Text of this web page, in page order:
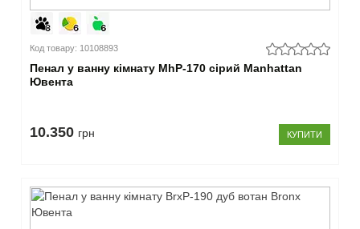
Код товару: 10108893
Пенал у ванну кімнату MhP-170 сірий Manhattan
Ювента
10.350 грн КУПИТИ